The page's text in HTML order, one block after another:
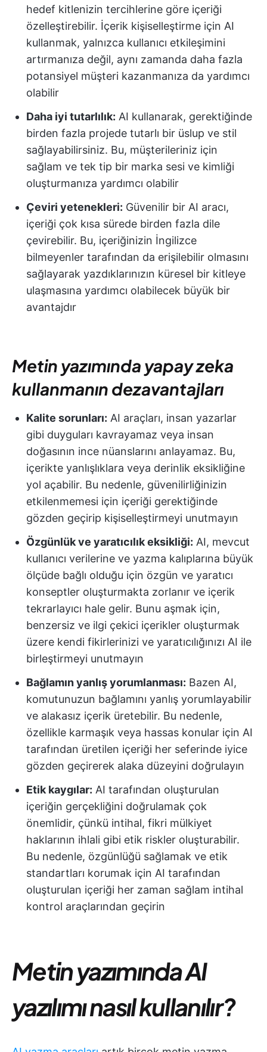
hedef kitlenizin tercihlerine göre içeriği
özelleştirebilir. İçerik kişiselleştirme için AI
kullanmak, yalnızca kullanıcı etkileşimini
artırmanıza değil, aynı zamanda daha fazla
potansiyel müşteri kazanmanıza da yardımcı
olabilir
Daha iyi tutarlılık: AI kullanarak, gerektiğinde
birden fazla projede tutarlı bir üslup ve stil
sağlayabilirsiniz. Bu, müşterileriniz için
sağlam ve tek tip bir marka sesi ve kimliği
oluşturmanıza yardımcı olabilir
Çeviri yetenekleri: Güvenilir bir AI aracı,
içeriği çok kısa sürede birden fazla dile
çevirebilir. Bu, içeriğinizin İngilizce
bilmeyenler tarafından da erişilebilir olmasını
sağlayarak yazdıklarınızın küresel bir kitleye
ulaşmasına yardımcı olabilecek büyük bir
avantajdır
Metin yazımında yapay zeka
kullanmanın dezavantajları
Kalite sorunları: AI araçları, insan yazarlar
gibi duyguları kavrayamaz veya insan
doğasının ince nüanslarını anlayamaz. Bu,
içerikte yanlışlıklara veya derinlik eksikliğine
yol açabilir. Bu nedenle, güvenilirliğinizin
etkilenmemesi için içeriği gerektiğinde
gözden geçirip kişiselleştirmeyi unutmayın
Özgünlük ve yaratıcılık eksikliği: AI, mevcut
kullanıcı verilerine ve yazma kalıplarına büyük
ölçüde bağlı olduğu için özgün ve yaratıcı
konseptler oluşturmakta zorlanır ve içerik
tekrarlayıcı hale gelir. Bunu aşmak için,
benzersiz ve ilgi çekici içerikler oluşturmak
üzere kendi fikirlerinizi ve yaratıcılığınızı AI ile
birleştirmeyi unutmayın
Bağlamın yanlış yorumlanması: Bazen AI,
komutunuzun bağlamını yanlış yorumlayabilir
ve alakasız içerik üretebilir. Bu nedenle,
özellikle karmaşık veya hassas konular için AI
tarafından üretilen içeriği her seferinde iyice
gözden geçirerek alaka düzeyini doğrulayın
Etik kaygılar: AI tarafından oluşturulan
içeriğin gerçekliğini doğrulamak çok
önemlidir, çünkü intihal, fikri mülkiyet
haklarının ihlali gibi etik riskler oluşturabilir.
Bu nedenle, özgünlüğü sağlamak ve etik
standartları korumak için AI tarafından
oluşturulan içeriği her zaman sağlam intihal
kontrol araçlarından geçirin
Metin yazımında AI
yazılımı nasıl kullanılır?